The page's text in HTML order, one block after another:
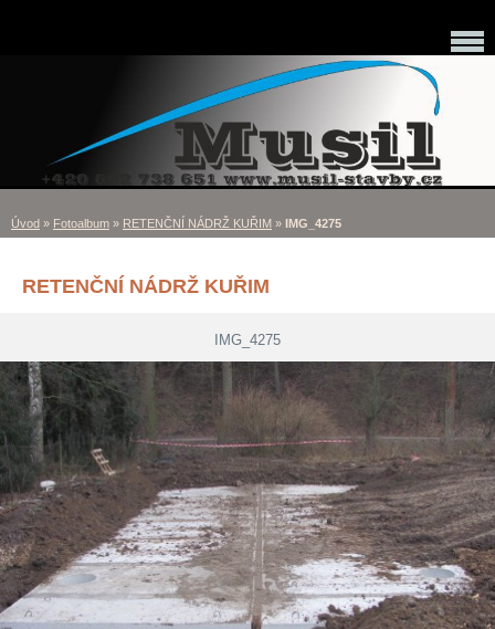
Úvod » Fotoalbum » RETENČNÍ NÁDRŽ KUŘIM » IMG_4275
RETENČNÍ NÁDRŽ KUŘIM
IMG_4275